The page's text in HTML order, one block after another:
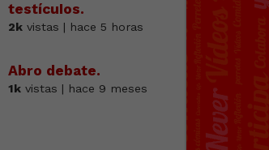
testícuIos.
2kvistas | hace 5 horas
Abro debate.
1kvistas | hace 9 meses